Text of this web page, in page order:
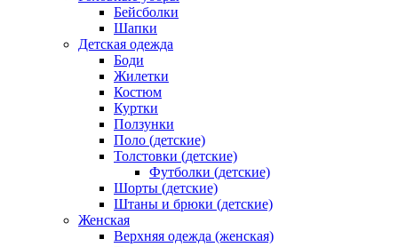
Бейсболки
Шапки
Детская одежда
Боди
Жилетки
Костюм
Куртки
Ползунки
Поло (детские)
Толстовки (детские)
Футболки (детские)
Шорты (детские)
Штаны и брюки (детские)
Женская
Верхняя одежда (женская)